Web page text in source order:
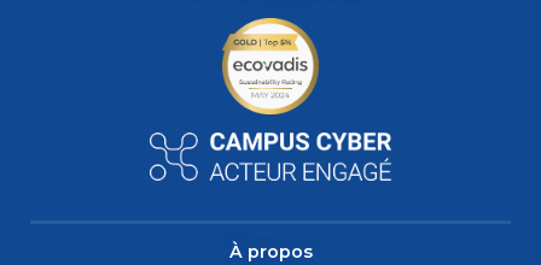
À propos